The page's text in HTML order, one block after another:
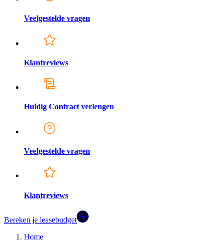
Veelgestelde vragen
Klantreviews
Huidig Contract verlengen
Veelgestelde vragen
Klantreviews
Bereken je leasebudget
Home